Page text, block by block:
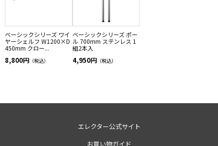
ベーシックシリーズ ワイ
ヤーシェルフ W1200×D
450mm クロー...
8,800円 （税込）
ベーシックシリーズ ポー
ル 700mm ステンレス 1
組2本入
4,950円（税込）
エレクター公式サイト
お買い物ガイド